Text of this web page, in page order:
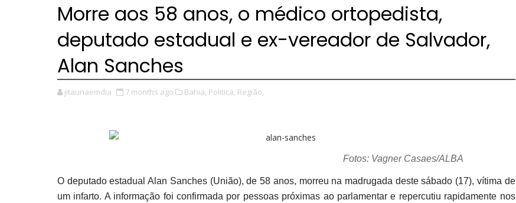
Morre aos 58 anos, o médico ortopedista,
deputado estadual e ex-vereador de Salvador,
Alan Sanches
jitaunaemdia 7 months ago Bahia, Politica, Região,
Fotos: Vagner Casaes/ALBA
O deputado estadual Alan Sanches (União), de 58 anos, morreu na madrugada deste sábado (17), vítima de
um infarto. A informação foi confirmada por pessoas próximas ao parlamentar e repercutiu rapidamente nos